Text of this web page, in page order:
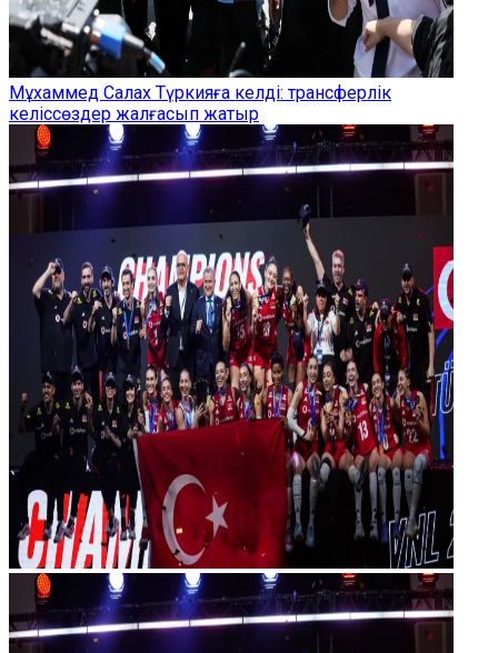
Мұхаммед Салах Түркияға келді: трансферлік
келіссөздер жалғасып жатыр